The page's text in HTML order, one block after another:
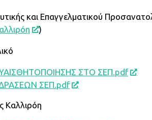
και Επαγγελματικού
)
ΣΤΟ ΣΕΠ.pdf
ΣΕΠ.pdf
Καλλιρόη